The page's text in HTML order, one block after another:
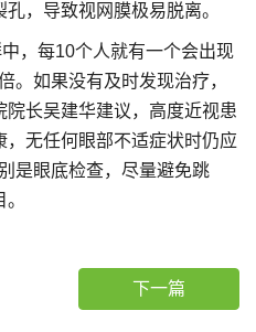
，导致视网膜极易脱离。
，每10个人就有一个会出现
。如果没有及时发现治疗，
长吴建华建议，高度近视患
无任何眼部不适症状时仍应
是眼底检查，尽量避免跳
下一篇